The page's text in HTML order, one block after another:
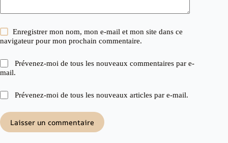
Enregistrer mon nom, mon e-mail et mon site dans ce
navigateur pour mon prochain commentaire.
Prévenez-moi de tous les nouveaux commentaires par e-
mail.
Prévenez-moi de tous les nouveaux articles par e-mail.
Laisser un commentaire